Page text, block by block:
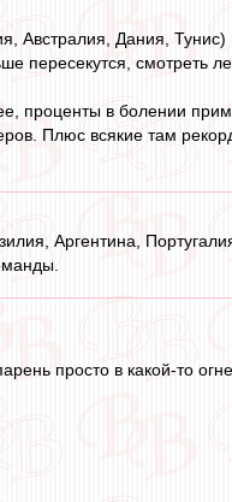
Австралия, Дания, Тунис)
пересекутся, смотреть
проценты в болении
Плюс всякие там
Аргентина,
просто в какой-то